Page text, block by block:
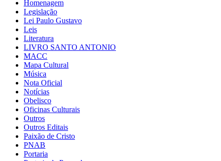
Homenagem
Legislação
Lei Paulo Gustavo
Leis
Literatura
LIVRO SANTO ANTONIO
MACC
Mapa Cultural
Música
Nota Oficial
Notícias
Obelisco
Oficinas Culturais
Outros
Outros Editais
Paixão de Cristo
PNAB
Portaria